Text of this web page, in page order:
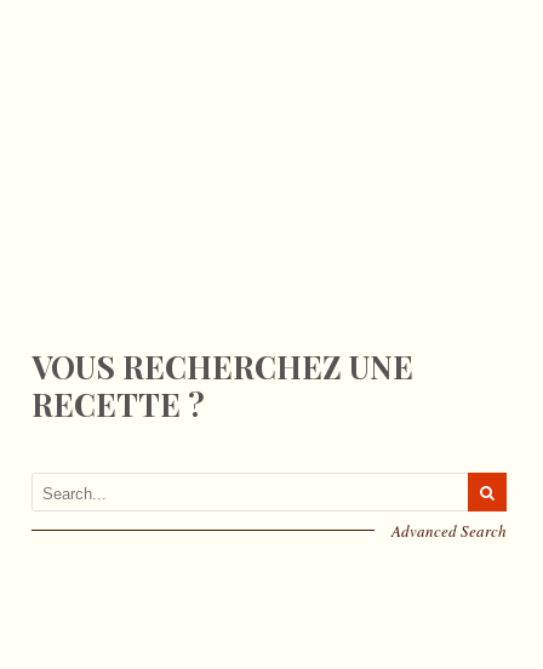
VOUS RECHERCHEZ UNE
RECETTE ?
Advanced Search